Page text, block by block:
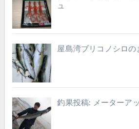
ュ
屋島湾ブリコノシロの
釣果投稿: メーターア